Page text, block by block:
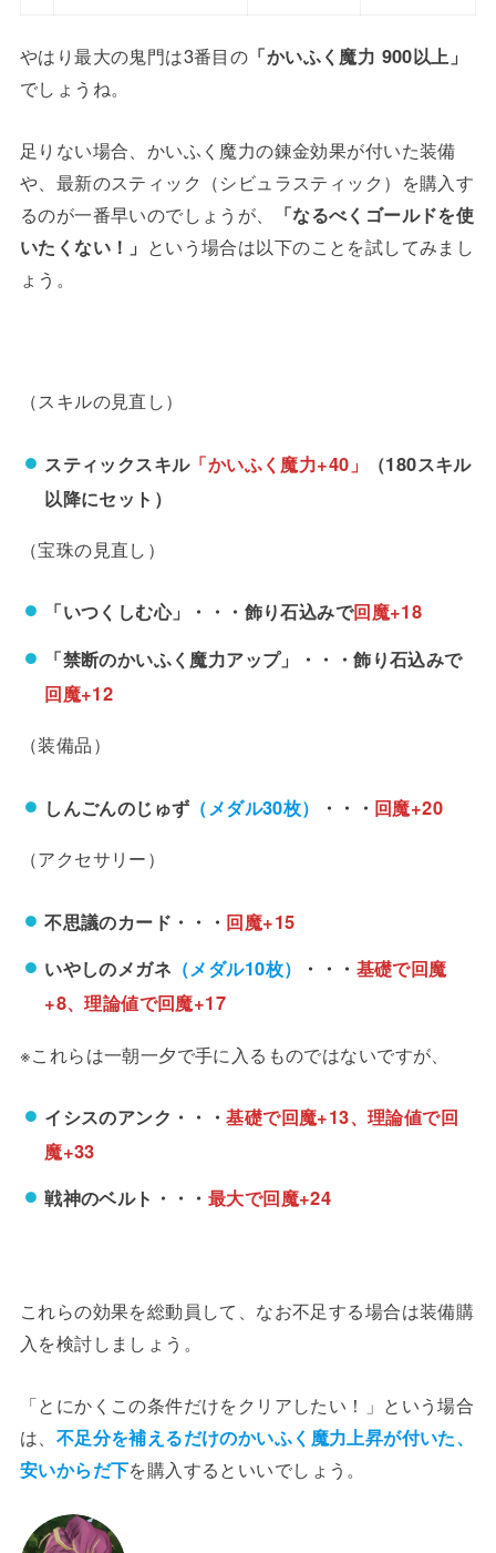
やはり最大の鬼門は3番目の 「かいふく魔力 900以上」
でしょうね。
足りない場合、かいふく魔力の錬金効果が付いた装備
や、最新のスティック（シビュラスティック）を購入す
るのが一番早いのでしょうが、
「なるべくゴールドを使
いたくない！」 という場合は以下のことを試してみまし
ょう。
（スキルの見直し）
スティックスキル「かいふく魔力+40」
（180スキル
以降にセット）
（宝珠の見直し）
「いつくしむ心」・・・飾り石込みで回魔+18
「禁断のかいふく魔力アップ」・・・飾り石込みで
回魔+12
（装備品）
しんごんのじゅず （メダル30枚） ・・・ 回魔+20
（アクセサリー）
不思議のカード・・・ 回魔+15
いやしのメガネ （メダル10枚） ・・・ 基礎で回魔
+8、理論値で回魔+17
※これらは一朝一夕で手に入るものではないですが、
イシスのアンク・・・基礎で回魔+13、理論値で回
魔+33
戦神のベルト・・・ 最大で回魔+24
これらの効果を総動員して、なお不足する場合は装備購
入を検討しましょう。
「とにかくこの条件だけをクリアしたい！」という場合
は、 不足分を補えるだけのかいふく魔力上昇が付いた、
安いからだ下を購入するといいでしょう。